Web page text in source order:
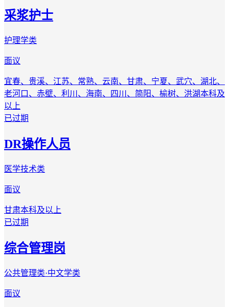
采浆护士
护理学类
面议
宜春、贵溪、江苏、常熟、云南、甘肃、宁夏、武穴、湖北、
老河口、赤壁、利川、海南、四川、简阳、榆树、洪湖本科及
以上
已过期
DR操作人员
医学技术类
面议
甘肃本科及以上
已过期
综合管理岗
公共管理类·中文学类
面议